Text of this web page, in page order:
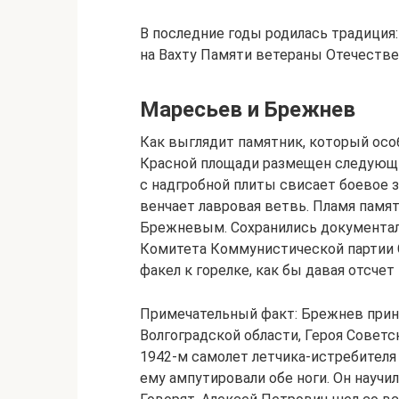
В последние годы родилась
на Вахту Памяти ветераны
Маресьев и Брежнев
Как выглядит памятник, который
Красной площади размещен
с надгробной плиты свисает боевое
венчает лавровая ветвь. Пламя
Брежневым. Сохранились
Комитета Коммунистической партии
факел к горелке, как бы давая
Примечательный факт: Брежнев
Волгоградской области, Героя
1942-м самолет летчика-
ему ампутировали обе ноги. Он